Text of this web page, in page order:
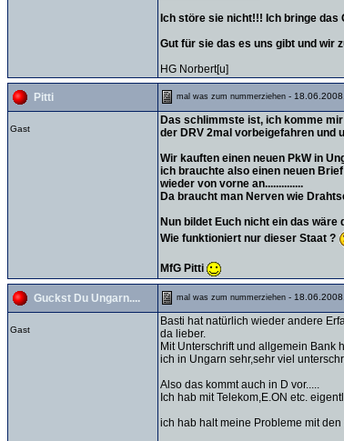
Ich störe sie nicht!!! Ich bringe das
Gut für sie das es uns gibt und wir
HG Norbert[u]
Pitti mal was zum nummerziehen -
Gast
Das schlimmste ist, ich komme
der DRV 2mal vorbeigefahren und
Wir kauften einen neuen PkW in
ich brauchte also einen neuen
wieder von vorne an..............
Da braucht man Nerven wie
Nun bildet Euch nicht ein das
Wie funktioniert nur dieser Staat ?
MfG Pitti
Guckst Du Ungarn.... mal was zum nummerziehen -
Gast
Basti hat natürlich wieder andere
da lieber.
Mit Unterschrift und allgemein Bank
ich in Ungarn sehr,sehr viel
Also das kommt auch in D vor.....
Ich hab mit Telekom,E.ON etc.
ich hab halt meine Probleme mit